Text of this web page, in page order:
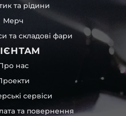
та рідини
Мерч
та складові фари
нас
сервіси
та повернення